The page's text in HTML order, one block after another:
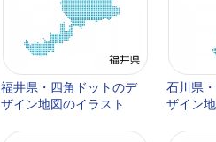
福井県・四角ドットのデ
ザイン地図のイラスト
石川県
ザイン